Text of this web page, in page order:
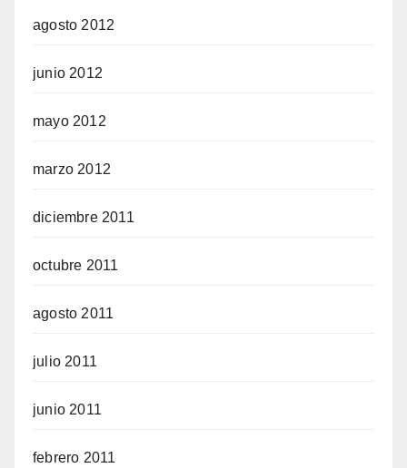
agosto 2012
junio 2012
mayo 2012
marzo 2012
diciembre 2011
octubre 2011
agosto 2011
julio 2011
junio 2011
febrero 2011